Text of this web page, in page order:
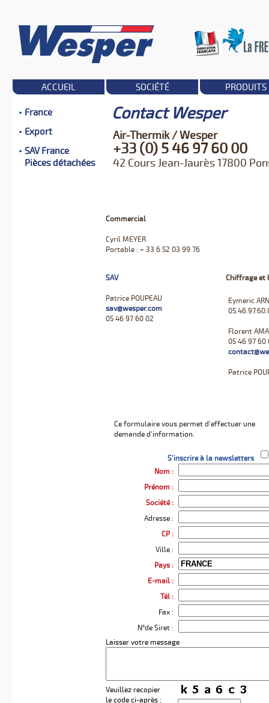
ACCUEIL SOCIÉTÉ PRODUITS
France
Export
SAV France
Pièces détachées
Contact Wesper
Air-Thermik / Wesper
+33 (0) 5 46 97 60 00
42 Cours Jean-Jaurès 17800
Commercial
Cyril MEYER
Portable : + 33 6 52 03 99 76
SAV
Patrice POUPEAU
sav@wesper.com
05 46 97 60 02
Chiffrage et
Eymeric
Florent
05 46 97 60
Patrice
Ce formulaire vous permet d'effectuer une
demande d'information.
S'inscrire à la newsletters
Nom :
Prénom :
Société :
Adresse :
CP :
Ville :
Pays :
E-mail :
Tél :
Fax :
N°de Siret :
Laisser votre message
Veuillez recopier
le code ci-après :